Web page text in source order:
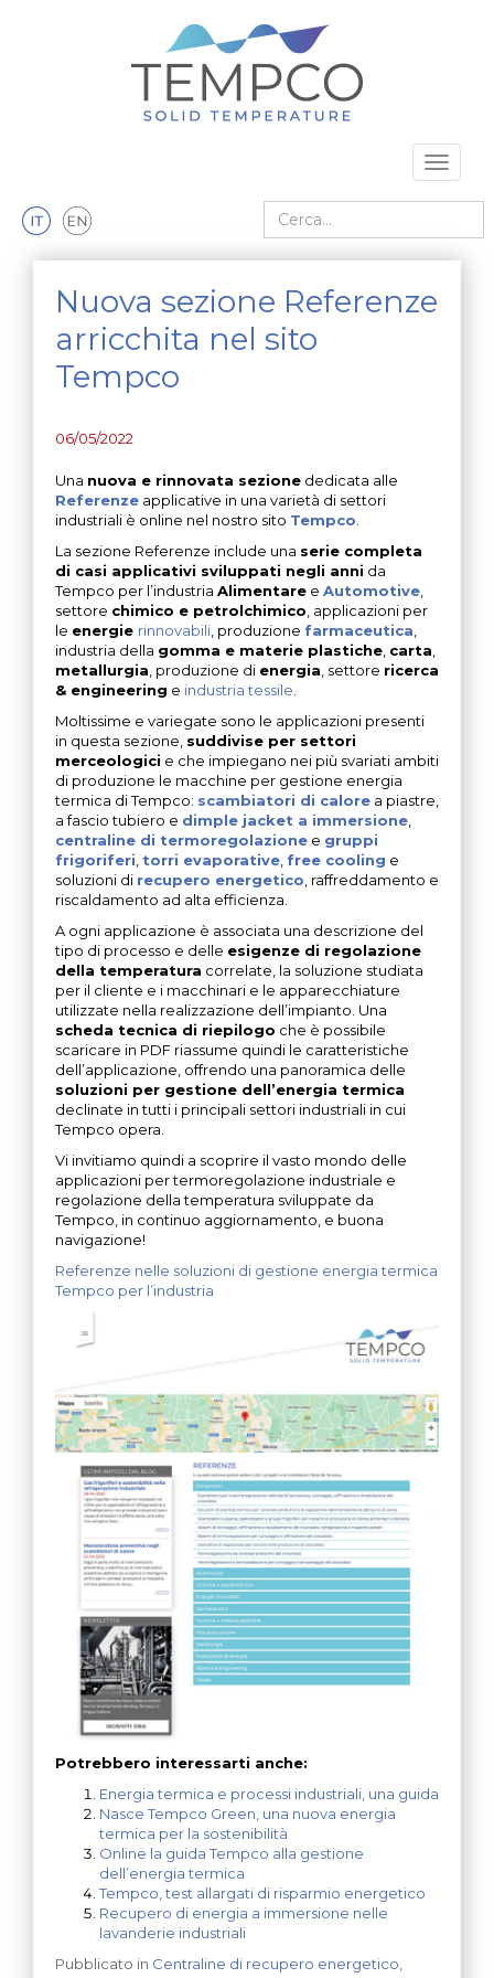
Toggle
Cerca nel sito
Nuova sezione Referenze
arricchita nel sito
Tempco
06/05/2022
Una nuova e rinnovata sezione dedicata alle
Referenze applicative in una varietà di settori
industriali è online nel nostro sito Tempco
La sezione Referenze include una serie completa
di casi applicativi sviluppati negli anni da
Tempco per l’industria Alimentare e Automotive
settore chimico e petrolchimico , applicazioni per
le energie rinnovabili , produzione farmaceutica
industria della gomma e materie plastiche carta
metallurgia , produzione di energia , settore ricerca
& engineering e industria tessile
Moltissime e variegate sono le applicazioni presenti
in questa sezione, suddivise per settori
merceologici e che impiegano nei più svariati ambiti
di produzione le macchine per gestione energia
termica di Tempco: scambiatori di calore a piastre,
a fascio tubiero e dimple jacket a immersione
centraline di termoregolazione e gruppi
frigoriferi torri evaporative free cooling e
soluzioni di recupero energetico , raffreddamento e
riscaldamento ad alta efficienza.
A ogni applicazione è associata una descrizione del
tipo di processo e delle esigenze di regolazione
della temperatura correlate, la soluzione studiata
per il cliente e i macchinari e le apparecchiature
utilizzate nella realizzazione dell’impianto. Una
scheda tecnica di riepilogo che è possibile
scaricare in PDF riassume quindi le caratteristiche
dell’applicazione, offrendo una panoramica delle
soluzioni per gestione dell’energia termica
declinate in tutti i principali settori industriali in cui
Tempco opera.
Vi invitiamo quindi a scoprire il vasto mondo delle
applicazioni per termoregolazione industriale e
regolazione della temperatura sviluppate da
Tempco, in continuo aggiornamento, e buona
navigazione!
Referenze nelle soluzioni di gestione energia termica
Tempco per l’industria
Potrebbero interessarti anche:
Energia termica e processi industriali, una guida
Nasce Tempco Green, una nuova energia
termica per la sostenibilità
Online la guida Tempco alla gestione
dell’energia termica
Tempco, test allargati di risparmio energetico
Recupero di energia a immersione nelle
lavanderie industriali
Pubblicato in Centraline di recupero energetico